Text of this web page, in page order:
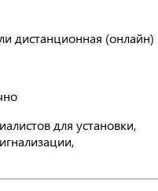
дистанционная (онлайн)
для установки,